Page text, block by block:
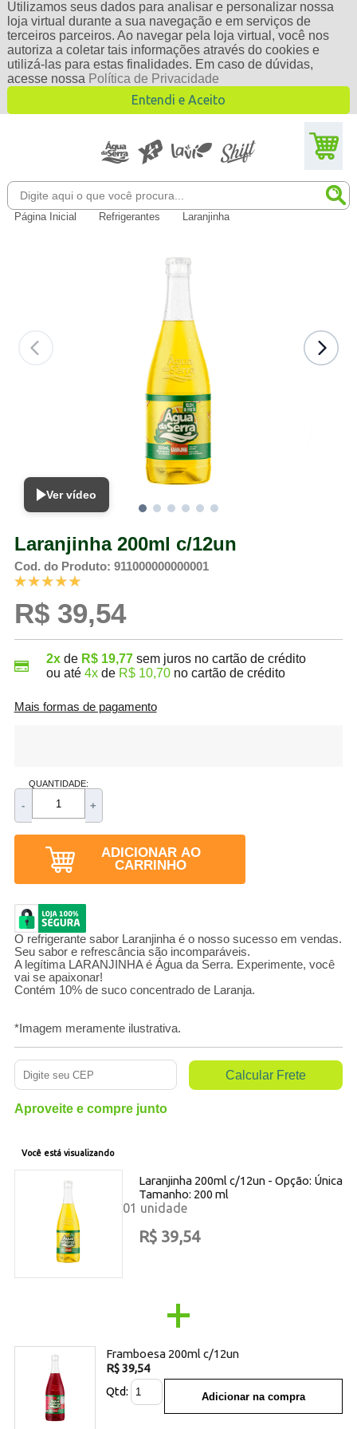
Utilizamos seus dados para analisar e personalizar nossa
loja virtual durante a sua navegação e em serviços de
terceiros parceiros. Ao navegar pela loja virtual, você nos
autoriza a coletar tais informações através do cookies e
utilizá-las para estas finalidades. Em caso de dúvidas,
acesse nossa Política de Privacidade
Entendi e Aceito
Página Inicial Refrigerantes Laranjinha
Ver vídeo
Laranjinha 200ml c/12un
Cod. do Produto: 911000000000001
R$ 39,54
2xde R$ 19,77 sem juros no cartão de crédito
ou até 4xde R$ 10,70no cartão de crédito
Mais formas de pagamento
QUANTIDADE:
- +
ADICIONAR AO
CARRINHO
O refrigerante sabor Laranjinha é o nosso sucesso em vendas.
Seu sabor e refrescância são incomparáveis.
A legítima LARANJINHA é Água da Serra. Experimente, você
vai se apaixonar!
Contém 10% de suco concentrado de Laranja.
*Imagem meramente ilustrativa.
Aproveite e compre junto
Você está visualizando
Laranjinha 200ml c/12un - Opção: Única
Tamanho: 200 ml
01 unidade
R$ 39,54
+
Framboesa 200ml c/12un
R$ 39,54
Qtd:
Adicionar na compra